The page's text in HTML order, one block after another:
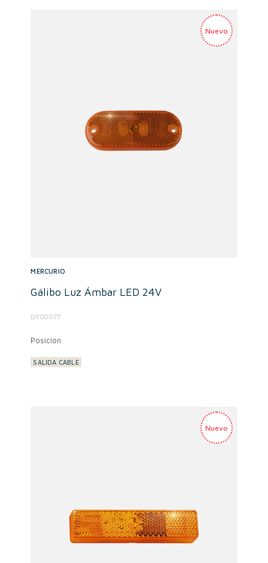
MERCURIO
Gálibo Luz Ámbar LED 24V
DY00077
Posición
SALIDA CABLE